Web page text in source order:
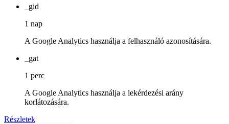
_gid
1 nap
A Google Analytics használja a felhasználó azonosítására.
_gat
1 perc
A Google Analytics használja a lekérdezési arány
korlátozására.
Részletek